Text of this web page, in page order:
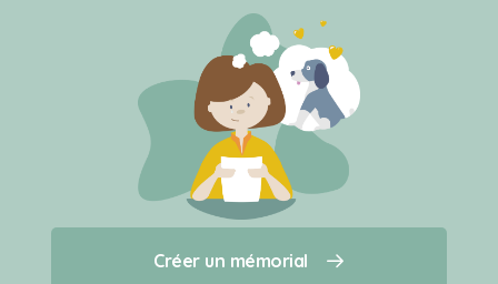
Créer un mémorial
Qui sommes-nous ?
Créer un mémorial